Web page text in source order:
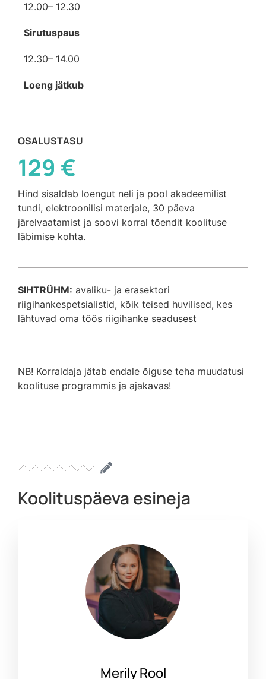
12.00– 12.30
Sirutuspaus
12.30– 14.00
Loeng jätkub
OSALUSTASU
129 €
Hind sisaldab loengut neli ja pool akadeemilist
tundi, elektroonilisi materjale, 30 päeva
järelvaatamist ja soovi korral tõendit koolituse
läbimise kohta.
SIHTRÜHM: avaliku- ja erasektori
riigihankespetsialistid, kõik teised huvilised, kes
lähtuvad oma töös riigihanke seadusest
NB! Korraldaja jätab endale õiguse teha muudatusi
koolituse programmis ja ajakavas!
Koolituspäeva esineja
Merily Rool